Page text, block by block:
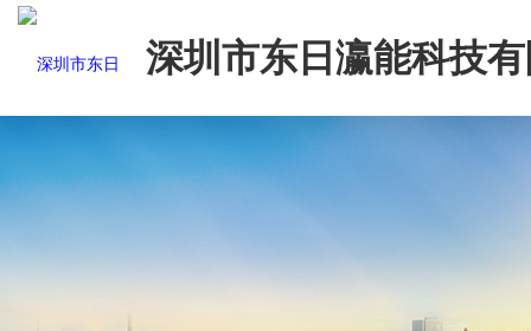
深圳市东日瀛能科技